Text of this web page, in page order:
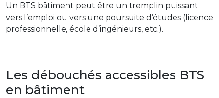
Un BTS bâtiment peut être un tremplin puissant
vers l’emploi ou vers une poursuite d’études (licence
professionnelle, école d’ingénieurs, etc.).
Les débouchés accessibles BTS
en bâtiment